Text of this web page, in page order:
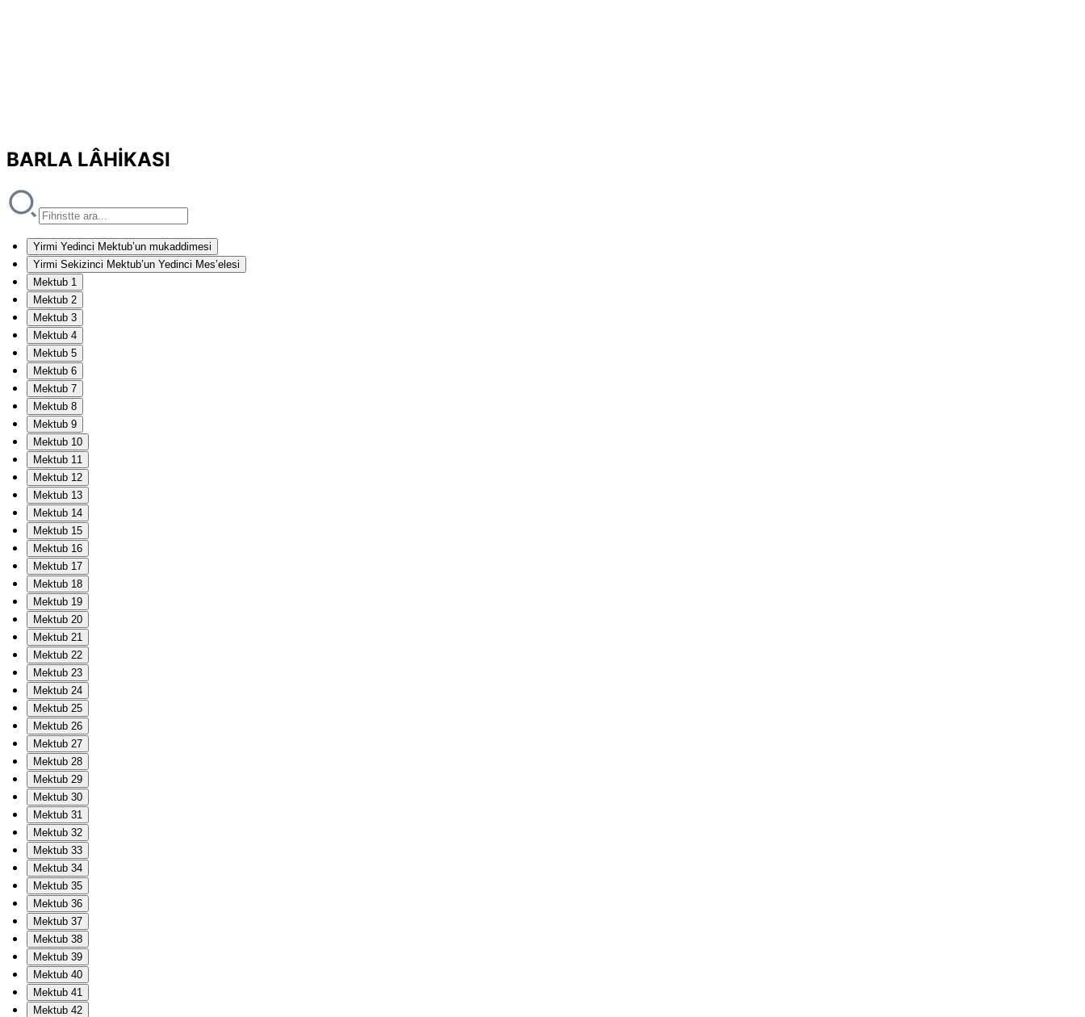
BARLA LÂHİKASI
Yirmi Yedinci Mektub’un mukaddimesi
Yirmi Sekizinci Mektub’un Yedinci Mes’elesi
Mektub 1
Mektub 2
Mektub 3
Mektub 4
Mektub 5
Mektub 6
Mektub 7
Mektub 8
Mektub 9
Mektub 10
Mektub 11
Mektub 12
Mektub 13
Mektub 14
Mektub 15
Mektub 16
Mektub 17
Mektub 18
Mektub 19
Mektub 20
Mektub 21
Mektub 22
Mektub 23
Mektub 24
Mektub 25
Mektub 26
Mektub 27
Mektub 28
Mektub 29
Mektub 30
Mektub 31
Mektub 32
Mektub 33
Mektub 34
Mektub 35
Mektub 36
Mektub 37
Mektub 38
Mektub 39
Mektub 40
Mektub 41
Mektub 42